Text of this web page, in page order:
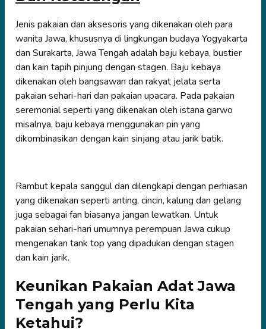
Jenis pakaian dan aksesoris yang dikenakan oleh para
wanita Jawa, khususnya di lingkungan budaya Yogyakarta
dan Surakarta, Jawa Tengah adalah baju kebaya, bustier
dan kain tapih pinjung dengan stagen. Baju kebaya
dikenakan oleh bangsawan dan rakyat jelata serta
pakaian sehari-hari dan pakaian upacara. Pada pakaian
seremonial seperti yang dikenakan oleh istana garwo
misalnya, baju kebaya menggunakan pin yang
dikombinasikan dengan kain sinjang atau jarik batik.
Rambut kepala sanggul dan dilengkapi dengan perhiasan
yang dikenakan seperti anting, cincin, kalung dan gelang
juga sebagai fan biasanya jangan lewatkan. Untuk
pakaian sehari-hari umumnya perempuan Jawa cukup
mengenakan tank top yang dipadukan dengan stagen
dan kain jarik.
Keunikan Pakaian Adat Jawa
Tengah yang Perlu Kita
Ketahui?